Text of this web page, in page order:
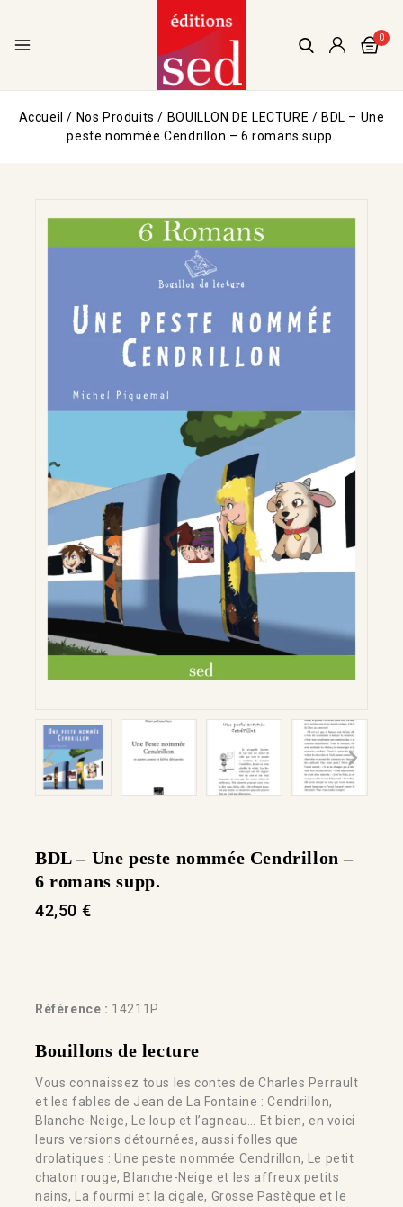
0
Accueil / Nos Produits / BOUILLON DE LECTURE / BDL – Une
peste nommée Cendrillon – 6 romans supp.
BDL – Une peste nommée Cendrillon –
6 romans supp.
42,50 €
Référence : 14211P
Bouillons de lecture
Vous connaissez tous les contes de Charles Perrault
et les fables de Jean de La Fontaine : Cendrillon,
Blanche-Neige, Le loup et l’agneau… Et bien, en voici
leurs versions détournées, aussi folles que
drolatiques : Une peste nommée Cendrillon, Le petit
chaton rouge, Blanche-Neige et les affreux petits
nains, La fourmi et la cigale, Grosse Pastèque et le